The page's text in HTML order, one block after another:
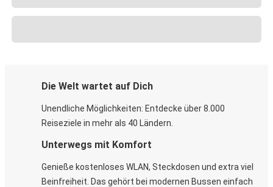
Die Welt wartet auf Dich
Unendliche Möglichkeiten: Entdecke über 8.000
Reiseziele in mehr als 40 Ländern.
Unterwegs mit Komfort
Genieße kostenloses WLAN, Steckdosen und extra viel
Beinfreiheit. Das gehört bei modernen Bussen einfach